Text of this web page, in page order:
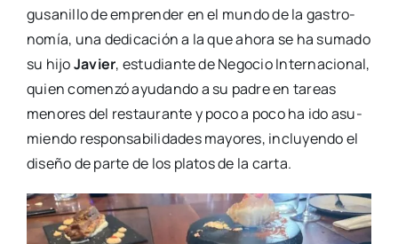
gusa­ni­llo de empren­der en el mun­do de la gas­tro­
no­mía, una dedi­ca­ción a la que aho­ra se ha suma­do
su hijoJavier, estu­dian­te de Nego­cio Inter­na­cio­nal,
quien comen­zó ayu­dan­do a su padre en tareas
meno­res del res­tau­ran­te y poco a poco ha ido asu­
mien­do res­pon­sa­bi­li­da­des mayo­res, inclu­yen­do el
dise­ño de par­te de los pla­tos de la car­ta.